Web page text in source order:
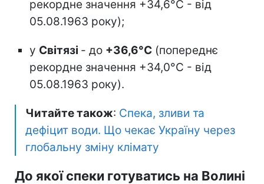
рекордне значення +34,6°С - від
05.08.1963 року);
у Світязі - до +36,6°С (попереднє
рекордне значення +34,0°С - від
05.08.1963 року).
Читайте також: Спека, зливи та
дефіцит води. Що чекає Україну через
глобальну зміну клімату
До якої спеки готуватись на Волині